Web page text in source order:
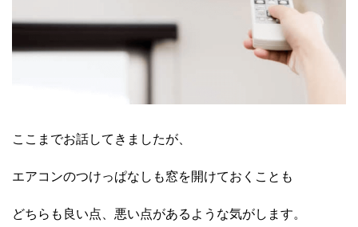
ここまでお話してきましたが、
エアコンのつけっぱなしも窓を開けておくことも
どちらも良い点、悪い点があるような気がします。